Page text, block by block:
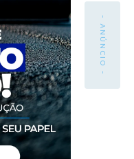
- ANÚNCIO -